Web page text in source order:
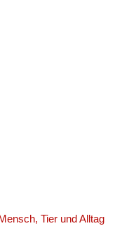
Mensch, Tier und Alltag